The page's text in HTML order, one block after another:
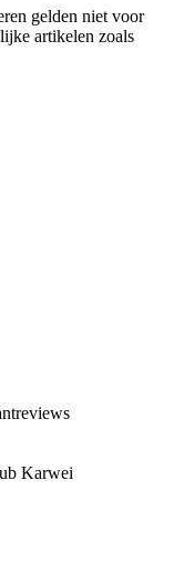
gelden niet voor
artikelen zoals
Karwei